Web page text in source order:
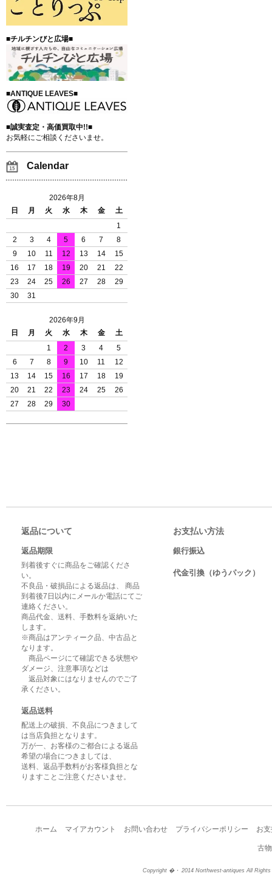
■チルチンびと広場■
■ANTIQUE LEAVES■
■誠実査定・高価買取中!!■
お気軽にご相談くださいませ。
Calendar
2026年8月
日
月 火 水 木 金
土
1
2
3 4 5 6 7
8
9
10 11 12 13 14
15
16
17 18 19 20 21
22
23
24 25 26 27 28
29
30
31
2026年9月
日
月 火 水 木 金
土
1
2 3 4
5
6
7 8 9 10 11
12
13
14 15 16 17 18
19
20
21 22 23 24 25
26
27
28 29 30
返品について
返品期限
到着後すぐに商品をご確認くださ
い。
不良品・破損品による返品は、 商品
到着後7日以内にメールか電話にてご
連絡ください。
商品代金、送料、手数料を返納いた
します。
※商品はアンティーク品、中古品と
なります。
商品ページにて確認できる状態や
ダメージ、注意事項などは
返品対象にはなりませんのでご了
承ください。
返品送料
配送上の破損、不良品につきまして
は当店負担となります。
万が一、お客様のご都合による返品
希望の場合につきましては、
送料、返品手数料がお客様負担とな
りますことご注意くださいませ。
お支払い方法
銀行振込
代金引換（ゆうパック）
ホーム マイアカウント お問い合わせ プライバシーポリシー お
古
Copyright �・ 2014 Northwest-antiques All